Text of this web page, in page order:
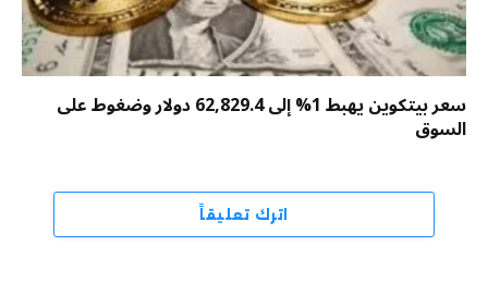
سعر بيتكوين يهبط 1% إلى 62,829.4 دولار وضغوط على
السوق
اترك تعليقاً